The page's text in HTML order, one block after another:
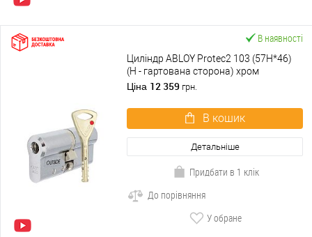
В наявності
Циліндр ABLOY Protec2 103 (57H*46)
(H - гартована сторона) хром
полірований
Ціна 12 359 грн.
В кошик
Детальніше
Придбати в 1 клік
До порівняння
У обране